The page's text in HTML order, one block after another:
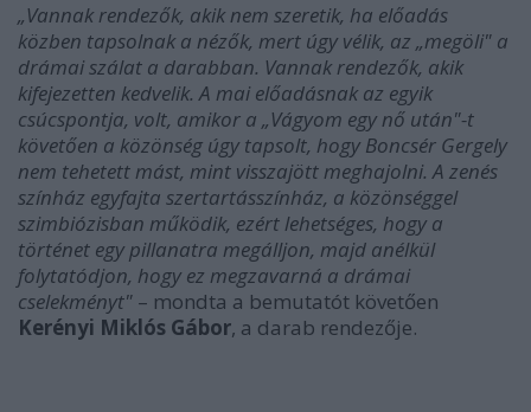
„Vannak rendezők, akik nem szeretik, ha előadás
közben tapsolnak a nézők, mert úgy vélik, az „megöli" a
drámai szálat a darabban. Vannak rendezők, akik
kifejezetten kedvelik. A mai előadásnak az egyik
csúcspontja, volt, amikor a „Vágyom egy nő után"-t
követően a közönség úgy tapsolt, hogy Boncsér Gergely
nem tehetett mást, mint visszajött meghajolni. A zenés
színház egyfajta szertartásszínház, a közönséggel
szimbiózisban működik, ezért lehetséges, hogy a
történet egy pillanatra megálljon, majd anélkül
folytatódjon, hogy ez megzavarná a drámai
cselekményt" – mondta a bemutatót követően
Kerényi Miklós Gábor, a darab rendezője.